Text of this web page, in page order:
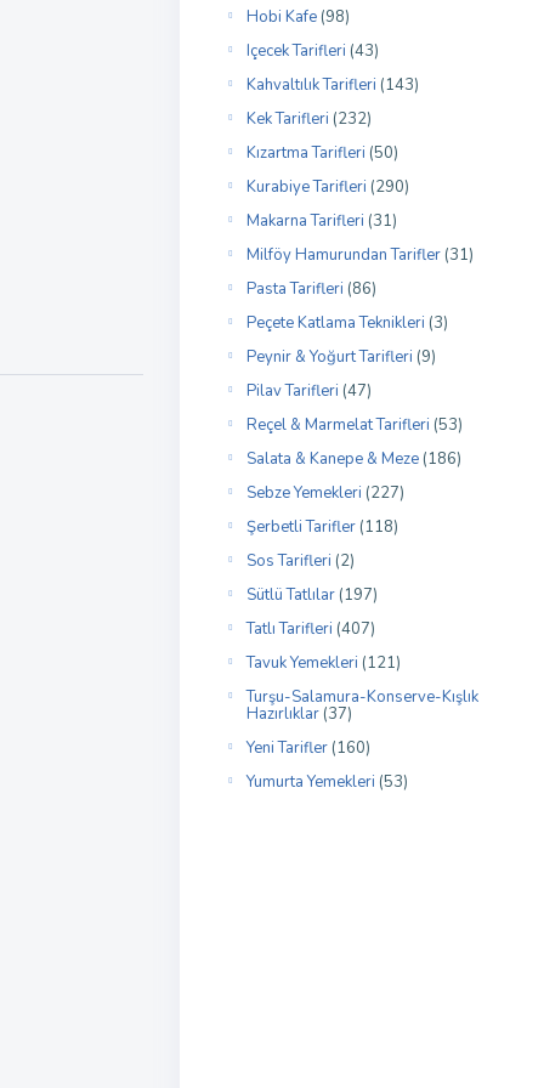
Hobi Kafe (98)
Içecek Tarifleri (43)
Kahvaltılık Tarifleri (143)
Kek Tarifleri (232)
Kızartma Tarifleri (50)
Kurabiye Tarifleri (290)
Makarna Tarifleri (31)
Milföy Hamurundan Tarifler (31)
Pasta Tarifleri (86)
Peçete Katlama Teknikleri (3)
Peynir & Yoğurt Tarifleri (9)
Pilav Tarifleri (47)
Reçel & Marmelat Tarifleri (53)
Salata & Kanepe & Meze (186)
Sebze Yemekleri (227)
Şerbetli Tarifler (118)
Sos Tarifleri (2)
Sütlü Tatlılar (197)
Tatlı Tarifleri (407)
Tavuk Yemekleri (121)
Turşu-Salamura-Konserve-Kışlık
Hazırlıklar (37)
Yeni Tarifler (160)
Yumurta Yemekleri (53)